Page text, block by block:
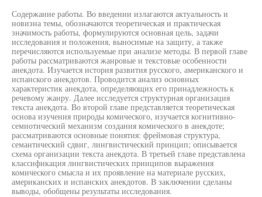
Содержание работы. Во введении излагаются актуальность и
новизна темы, обозначаются теоретическая и практическая
значимость работы, формулируются основная цель, задачи
исследования и положения, выносимые на защиту, а также
перечисляются используемые при анализе методы. В первой главе
работы рассматриваются жанровые и текстовые особенности
анекдота. Изучается история развития русского, американского и
испанского анекдотов. Проводится анализ основных
характеристик анекдота, определяющих его принадлежность к
речевому жанру. Далее исследуется структурная организация
текста анекдота. Во второй главе представляется теоретическая
основа изучения природы комического, изучается когнитивно-
семиотический механизм создания комического в анекдоте;
рассматриваются основные понятия: фреймовая структура,
семантический сдвиг, лингвистический принцип; описывается
схема организации текста анекдота. В третьей главе представлена
классификация лингвистических принципов выражения
комического смысла и их проявление на материале русских,
американских и испанских анекдотов. В заключении сделаны
выводы, обобщены результаты исследования.